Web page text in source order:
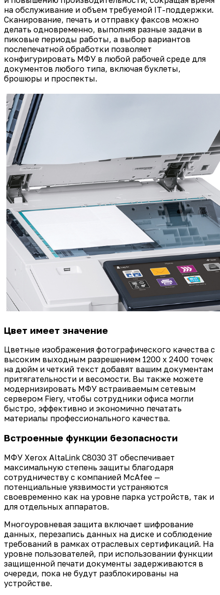
на обслуживание и объем требуемой IT-поддержки.
Сканирование, печать и отправку факсов можно
делать одновременно, выполняя разные задачи в
пиковые периоды работы, а выбор вариантов
послепечатной обработки позволяет
конфигурировать МФУ в любой рабочей среде для
документов любого типа, включая буклеты,
брошюры и проспекты.
Цвет имеет значение
Цветные изображения фотографического качества с
высоким выходным разрешением 1200 x 2400 точек
на дюйм и четкий текст добавят вашим документам
притягательности и весомости. Вы также можете
модернизировать МФУ встраиваемым сетевым
сервером Fiery, чтобы сотрудники офиса могли
быстро, эффективно и экономично печатать
материалы профессионального качества.
Встроенные функции безопасности
МФУ Xerox AltaLink C8030 3T обеспечивает
максимальную степень защиты благодаря
сотрудничеству с компанией McAfee —
потенциальные уязвимости устраняются
своевременно как на уровне парка устройств, так и
для отдельных аппаратов.
Многоуровневая защита включает шифрование
данных, перезапись данных на диске и соблюдение
требований в рамках отраслевых сертификаций. На
уровне пользователей, при использовании функции
защищенной печати документы задерживаются в
очереди, пока не будут разблокированы на
устройстве.